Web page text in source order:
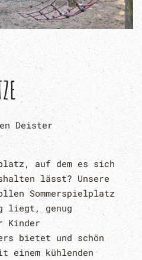
Deister
auf dem es sich
lässt? Unsere
Sommerspielplatz
liegt, genug
Kinder
bietet und schön
einem kühlenden